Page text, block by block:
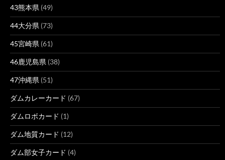
43熊本県 (49)
44大分県 (73)
45宮崎県 (61)
46鹿児島県 (38)
47沖縄県 (51)
ダムカレーカード (67)
ダムロボカード (1)
ダム地質カード (12)
ダム部女子カード (4)